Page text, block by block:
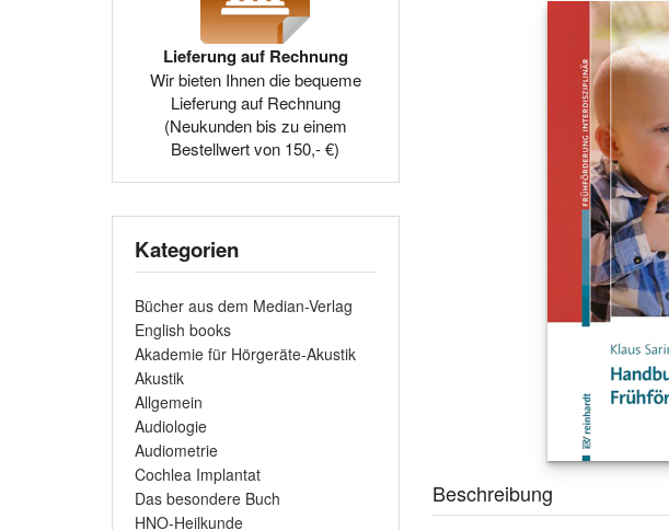
Beschreibung
Lieferung auf Rechnung
Wir bieten Ihnen die bequeme
Lieferung auf Rechnung
(Neukunden bis zu einem
Bestellwert von 150,- €)
Kategorien
Bücher aus dem Median-Verlag
English books
Akademie für Hörgeräte-Akustik
Akustik
Allgemein
Audiologie
Audiometrie
Cochlea Implantat
Das besondere Buch
HNO-Heilkunde